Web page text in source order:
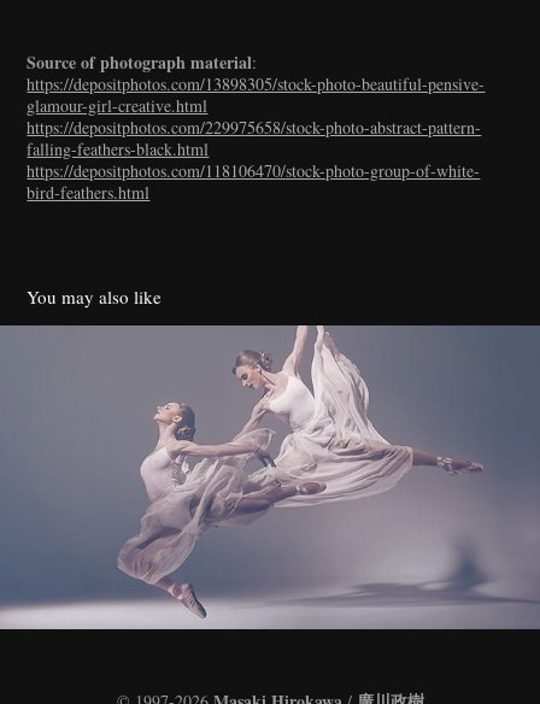
Source of photograph material:
https://depositphotos.com/13898305/stock-photo-beautiful-pensive-
glamour-girl-creative.html
https://depositphotos.com/229975658/stock-photo-abstract-pattern-
falling-feathers-black.html
https://depositphotos.com/118106470/stock-photo-group-of-white-
bird-feathers.html
You may also like
Grounding
2020